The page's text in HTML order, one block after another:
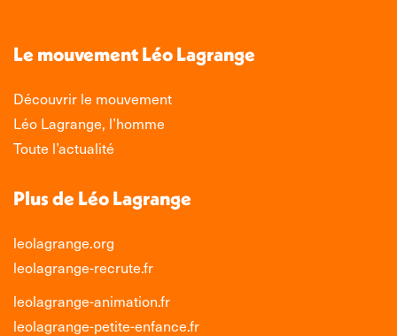
s'ouvre
une
nouvelle
fenêtre
s'ouvre
une
fenêtre
s'ouvre
une
nouvelle
fenêtre
s'ouvre
une
nouvelle
fenêtre
Le mouvement Léo Lagrange
Découvrir le mouvement
Léo Lagrange, l’homme
Toute l’actualité
Plus de Léo Lagrange
leolagrange.org
leolagrange-recrute.fr
leolagrange-animation.fr
leolagrange-petite-enfance.fr